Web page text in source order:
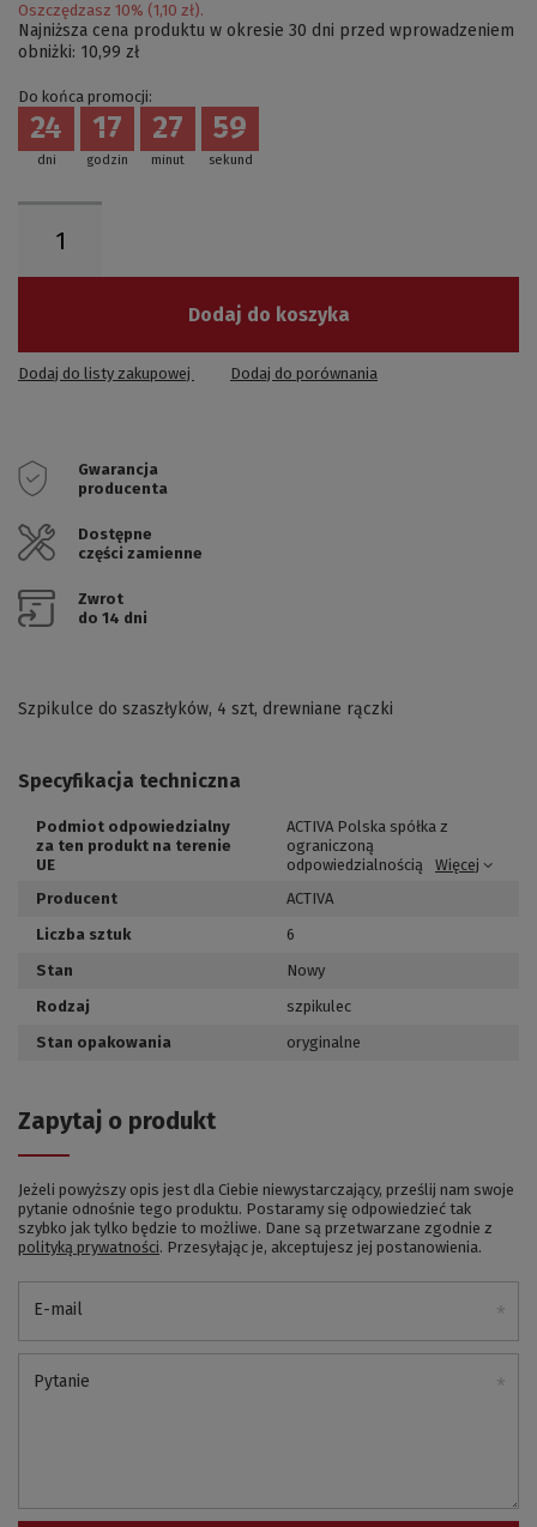
Oszczędzasz 10% (1,10 zł).
Najniższa cena produktu w okresie 30 dni przed wprowadzeniem
obniżki: 10,99 zł
Do końca promocji:
dni
24
godzin
17
minut
27
sekund
59
Dodaj do koszyka
Dodaj do listy zakupowej Dodaj do porównania
Gwarancja
producenta
Dostępne
części zamienne
Zwrot
do 14 dni
Szpikulce do szaszłyków, 4 szt, drewniane rączki
Specyfikacja techniczna
Podmiot odpowiedzialny
za ten produkt na terenie
UE
ACTIVA Polska spółka z
ograniczoną
odpowiedzialnością
Więcej
Producent
ACTIVA
Liczba sztuk
6
Stan
Nowy
Rodzaj
szpikulec
Stan opakowania
oryginalne
Zapytaj o produkt
Jeżeli powyższy opis jest dla Ciebie niewystarczający, prześlij nam swoje
pytanie odnośnie tego produktu. Postaramy się odpowiedzieć tak
szybko jak tylko będzie to możliwe. Dane są przetwarzane zgodnie z
polityką prywatności. Przesyłając je, akceptujesz jej postanowienia.
E-mail
Pytanie